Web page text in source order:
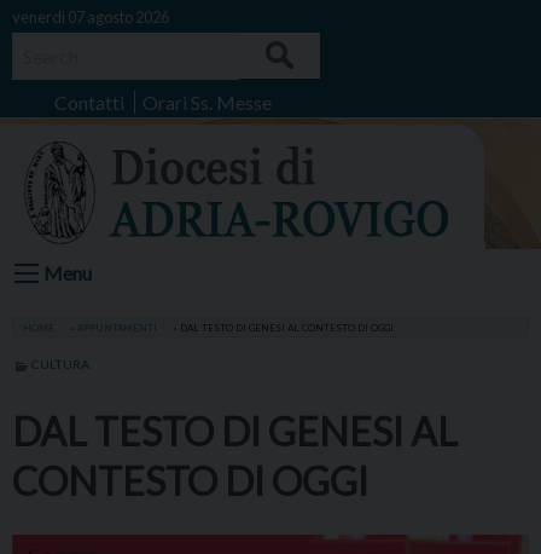
Skip
venerdì 07 agosto 2026
Contatti Orari Ss. Messe
Menu
HOME APPUNTAMENTI DAL TESTO DI GENESI AL CONTESTO DI OGGI
CULTURA
DAL TESTO DI GENESI AL
CONTESTO DI OGGI